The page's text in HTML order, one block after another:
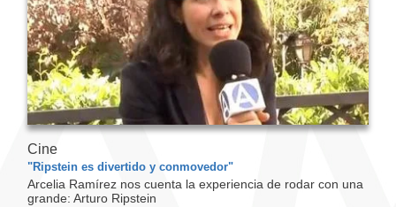
Cine
"Ripstein es divertido y conmovedor"
Arcelia Ramírez nos cuenta la experiencia de rodar con una
grande: Arturo Ripstein